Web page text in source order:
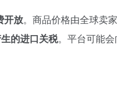
开放。商品价格由全球卖
的进口关税。平台可能